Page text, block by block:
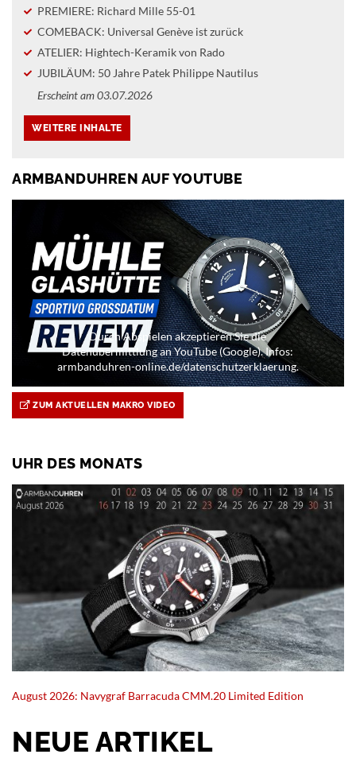
PREMIERE: Richard Mille 55-01
COMEBACK: Universal Genève ist zurück
ATELIER: Hightech-Keramik von Rado
JUBILÄUM: 50 Jahre Patek Philippe Nautilus
Erscheint am 03.07.2026
ARMBANDUHREN AUF YOUTUBE
Durch Abspielen akzeptieren Sie die
Datenübermittlung an YouTube (Google). Infos:
armbanduhren-online.de/datenschutzerklaerung.
ZUM AKTUELLEN MAKRO VIDEO
UHR DES MONATS
August 2026: Navygraf Barracuda CMM.20 Limited Edition
NEUE ARTIKEL